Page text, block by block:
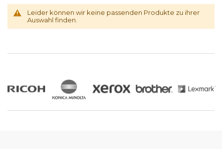
Leider können wir keine passenden Produkte zu ihrer
Auswahl finden.